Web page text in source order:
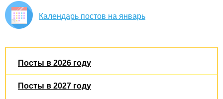
Календарь постов на январь
Посты в 2026 году
Посты в 2027 году